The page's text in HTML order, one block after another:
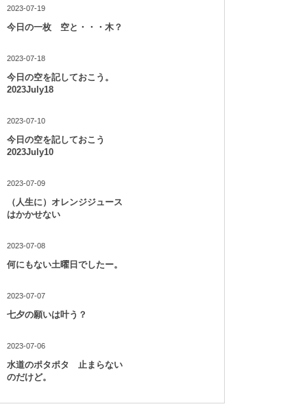
2023-07-19
今日の一枚 空と・・・木？
2023-07-18
今日の空を記しておこう。
2023July18
2023-07-10
今日の空を記しておこう
2023July10
2023-07-09
（人生に）オレンジジュース
はかかせない
2023-07-08
何にもない土曜日でしたー。
2023-07-07
七夕の願いは叶う？
2023-07-06
水道のポタポタ 止まらない
のだけど。